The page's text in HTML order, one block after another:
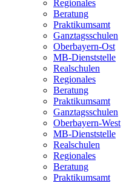
Regionales
Beratung
Praktikumsamt
Ganztagsschulen
Oberbayern-Ost
MB-Dienststelle
Realschulen
Regionales
Beratung
Praktikumsamt
Ganztagsschulen
Oberbayern-West
MB-Dienststelle
Realschulen
Regionales
Beratung
Praktikumsamt